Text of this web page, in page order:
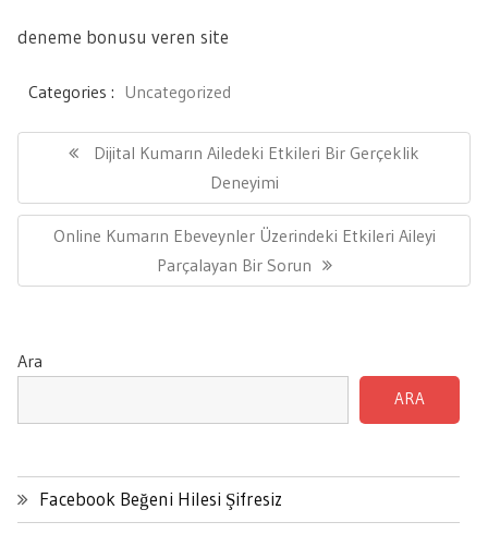
deneme bonusu veren site
Categories : Uncategorized
gezinmesiPrevious
Dijital Kumarın Ailedeki Etkileri Bir Gerçeklik
Deneyimi
Next
Online Kumarın Ebeveynler Üzerindeki Etkileri Aileyi
Parçalayan Bir Sorun
Ara
ARA
Facebook Beğeni Hilesi Şifresiz